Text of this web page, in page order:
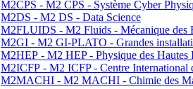
M2CPS - M2 CPS - Système Cyber
M2DS - M2 DS - Data Science
M2FLUIDS - M2 Fluids - Mécanique des
M2GI - M2 GI-PLATO - Grandes
M2HEP - M2 HEP - Physique des Hautes
M2ICFP - M2 ICFP - Centre International
M2MACHI - M2 MACHI - Chimie des